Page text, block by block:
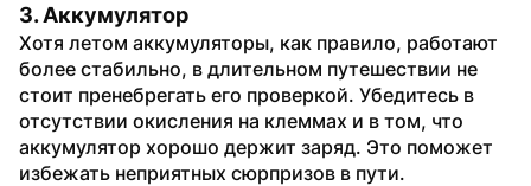
3. Аккумулятор
Хотя летом аккумуляторы, как правило, работают
более стабильно, в длительном путешествии не
стоит пренебрегать его проверкой. Убедитесь в
отсутствии окисления на клеммах и в том, что
аккумулятор хорошо держит заряд. Это поможет
избежать неприятных сюрпризов в пути.